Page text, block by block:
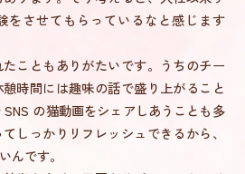
をさせてもらっているなと感じます
こともありがたいです。うちのチー
時間には趣味の話で盛り上がること
の猫動画をシェアしあうことも多
しっかりリフレッシュできるから、
んです。